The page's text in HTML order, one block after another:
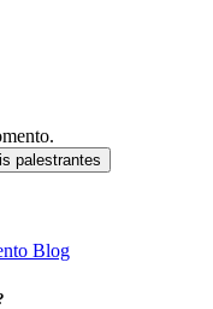
palestrantes
Blog